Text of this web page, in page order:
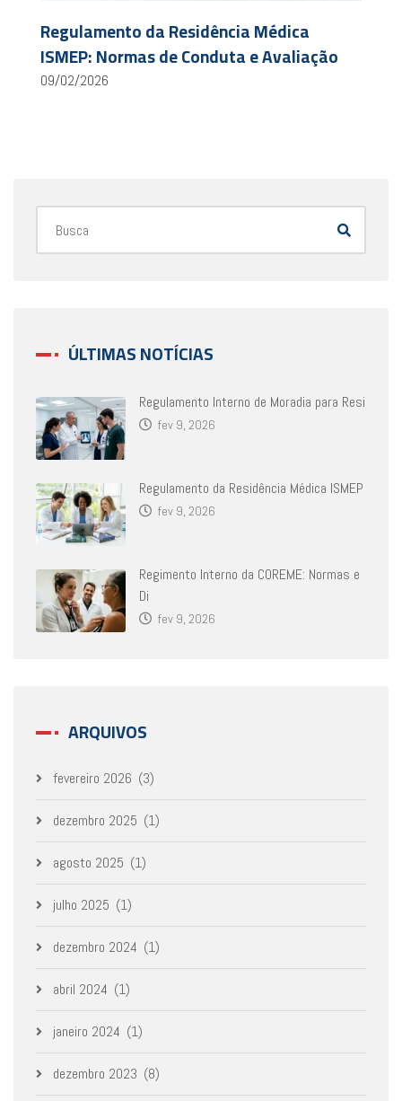
Regulamento da Residência Médica
ISMEP: Normas de Conduta e Avaliação
09/02/2026
ÚLTIMAS NOTÍCIAS
Regulamento Interno de Moradia para Resi
fev 9, 2026
Regulamento da Residência Médica ISMEP
fev 9, 2026
Regimento Interno da COREME: Normas e
Di
fev 9, 2026
ARQUIVOS
fevereiro 2026 (3)
dezembro 2025 (1)
agosto 2025 (1)
julho 2025 (1)
dezembro 2024 (1)
abril 2024 (1)
janeiro 2024 (1)
dezembro 2023 (8)